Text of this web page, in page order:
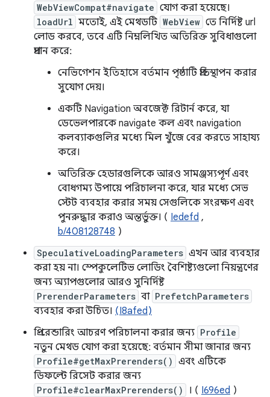
WebViewCompat#navigate যোগ করা হয়েছে।
loadUrl মতোই, এই মেথডটি WebView তে নির্দিষ্ট url
লোড করবে, তবে এটি নিম্নলিখিত অতিরিক্ত সুবিধাগুলো
প্রদান করে:
নেভিগেশন ইতিহাসে বর্তমান পৃষ্ঠাটি প্রতিস্থাপন করার
সুযোগ দেয়।
একটি Navigation অবজেক্ট রিটার্ন করে, যা
ডেভেলপারকে navigate কল এবং navigation
কলব্যাকগুলির মধ্যে মিল খুঁজে বের করতে সাহায্য
করে।
অতিরিক্ত হেডারগুলিকে আরও সামঞ্জস্যপূর্ণ এবং
বোধগম্য উপায়ে পরিচালনা করে, যার মধ্যে সেভ
স্টেট ব্যবহার করার সময় সেগুলিকে সংরক্ষণ এবং
পুনরুদ্ধার করাও অন্তর্ভুক্ত। ( Iedefd ,
b/408128748 )
SpeculativeLoadingParameters এখন আর ব্যবহার
করা হয় না। স্পেকুলেটিভ লোডিং বৈশিষ্ট্যগুলো নিয়ন্ত্রণের
জন্য অ্যাপগুলোর আরও সুনির্দিষ্ট
PrerenderParameters বা PrefetchParameters
ব্যবহার করা উচিত। (I8afed)
প্রি-রেন্ডারিং আচরণ পরিচালনা করার জন্য Profile
নতুন মেথড যোগ করা হয়েছে: বর্তমান সীমা জানার জন্য
Profile#getMaxPrerenders() এবং এটিকে
ডিফল্টে রিসেট করার জন্য
Profile#clearMaxPrerenders() । ( I696ed )